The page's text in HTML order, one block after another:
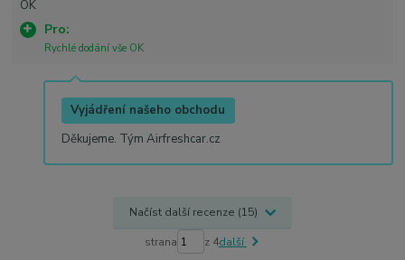
OK
Pro:
Rychlé dodání vše OK
Vyjádření našeho obchodu
Děkujeme. Tým Airfreshcar.cz
Načíst další recenze (15)
strana z 4další